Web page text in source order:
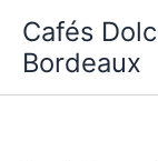
contenu
Cafés
Bordeaux